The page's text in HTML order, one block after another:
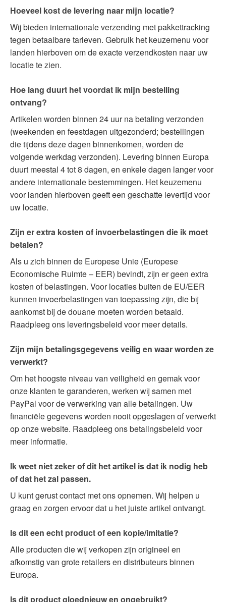
Hoeveel kost de levering naar mijn locatie?
Wij bieden internationale verzending met pakkettracking
tegen betaalbare tarieven. Gebruik het keuzemenu voor
landen hierboven om de exacte verzendkosten naar uw
locatie te zien.
Hoe lang duurt het voordat ik mijn bestelling
ontvang?
Artikelen worden binnen 24 uur na betaling verzonden
(weekenden en feestdagen uitgezonderd; bestellingen
die tijdens deze dagen binnenkomen, worden de
volgende werkdag verzonden). Levering binnen Europa
duurt meestal 4 tot 8 dagen, en enkele dagen langer voor
andere internationale bestemmingen. Het keuzemenu
voor landen hierboven geeft een geschatte levertijd voor
uw locatie.
Zijn er extra kosten of invoerbelastingen die ik moet
betalen?
Als u zich binnen de Europese Unie (Europese
Economische Ruimte – EER) bevindt, zijn er geen extra
kosten of belastingen. Voor locaties buiten de EU/EER
kunnen invoerbelastingen van toepassing zijn, die bij
aankomst bij de douane moeten worden betaald.
Raadpleeg ons leveringsbeleid voor meer details.
Zijn mijn betalingsgegevens veilig en waar worden ze
verwerkt?
Om het hoogste niveau van veiligheid en gemak voor
onze klanten te garanderen, werken wij samen met
PayPal voor de verwerking van alle betalingen. Uw
financiële gegevens worden nooit opgeslagen of verwerkt
op onze website. Raadpleeg ons betalingsbeleid voor
meer informatie.
Ik weet niet zeker of dit het artikel is dat ik nodig heb
of dat het zal passen.
U kunt gerust contact met ons opnemen. Wij helpen u
graag en zorgen ervoor dat u het juiste artikel ontvangt.
Is dit een echt product of een kopie/imitatie?
Alle producten die wij verkopen zijn origineel en
afkomstig van grote retailers en distributeurs binnen
Europa.
Is dit product gloednieuw en ongebruikt?